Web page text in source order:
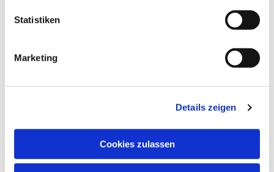
Statistiken
Marketing
Details zeigen
Cookies zulassen